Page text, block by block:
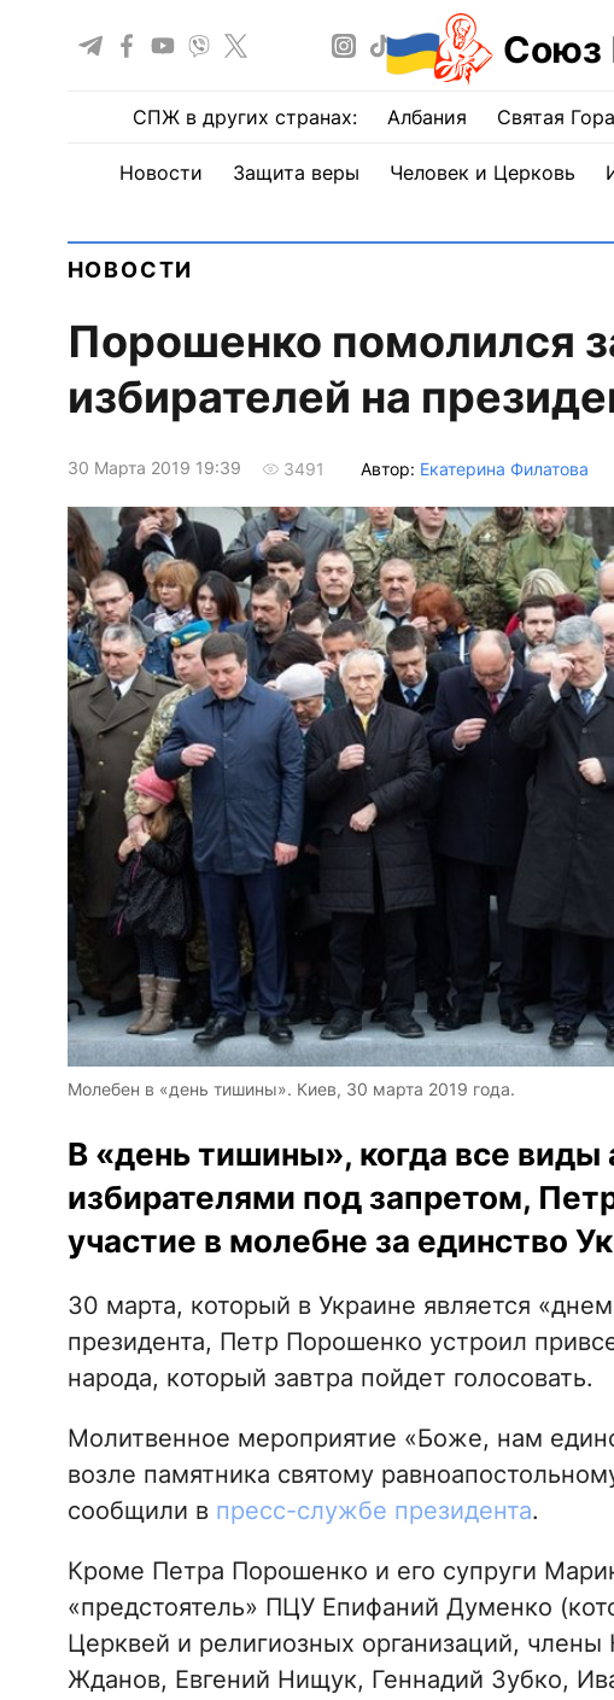
Союз
СПЖ в других странах: Албания Святая
Новости Защита веры Человек и Церковь
НОВОСТИ
Порошенко помолился
избирателей на
30 Марта 2019 19:39 3491 Автор: Екатерина Филатова
Молебен в «день тишины». Киев, 30 марта 2019 года.
В «день тишины», когда все виды
избирателями под запретом,
участие в молебне за единство
30 марта, который в Украине является
президента, Петр Порошенко устроил
народа, который завтра пойдет голосовать.
Молитвенное мероприятие «Боже, нам
возле памятника святому
сообщили в пресс-службе президента.
Кроме Петра Порошенко и его супруги
«предстоятель» ПЦУ Епифаний Думенко
Церквей и религиозных организаций,
Жданов, Евгений Нищук, Геннадий Зубко,